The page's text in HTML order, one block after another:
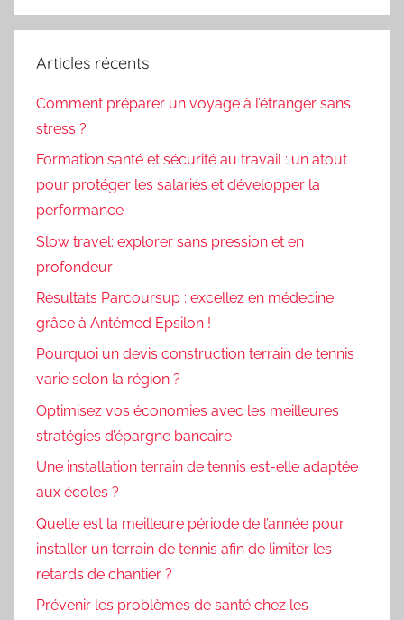
Articles récents
Comment préparer un voyage à l’étranger sans
stress ?
Formation santé et sécurité au travail : un atout
pour protéger les salariés et développer la
performance
Slow travel: explorer sans pression et en
profondeur
Résultats Parcoursup : excellez en médecine
grâce à Antémed Epsilon !
Pourquoi un devis construction terrain de tennis
varie selon la région ?
Optimisez vos économies avec les meilleures
stratégies d’épargne bancaire
Une installation terrain de tennis est-elle adaptée
aux écoles ?
Quelle est la meilleure période de l’année pour
installer un terrain de tennis afin de limiter les
retards de chantier ?
Prévenir les problèmes de santé chez les